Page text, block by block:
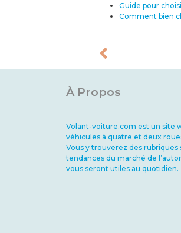
Guide pour
Comment bien
À Propos
Volant-voiture.com est un site
véhicules à quatre et deux
Vous y trouverez des rubriques
tendances du marché de
vous seront utiles au quotidien.